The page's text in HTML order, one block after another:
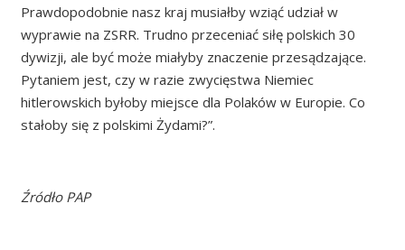
Prawdopodobnie nasz kraj musiałby wziąć udział w
wyprawie na ZSRR. Trudno przeceniać siłę polskich 30
dywizji, ale być może miałyby znaczenie przesądzające.
Pytaniem jest, czy w razie zwycięstwa Niemiec
hitlerowskich byłoby miejsce dla Polaków w Europie. Co
stałoby się z polskimi Żydami?”.
Źródło PAP